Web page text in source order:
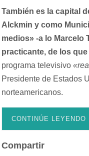
También es la capital
Alckmin y como
medios» -a lo Marcelo
practicante, de los
programa televisivo
Presidente de Estados
norteamericanos.
CONTINÚE LEYENDO
Compartir